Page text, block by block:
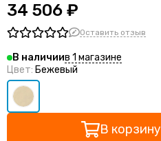
Офисные диван Колл-Центр
Офисные диваны Диалог
Офисные диваны Нега
Офисные диваны Виконт
Модульные диваны Молекула
Модульные диваны Микс
Модульные диваны Геометрия
34 506 ₽
Оставить отзыв
В наличиив 1 магазине
Цвет: Бежевый
В корзину